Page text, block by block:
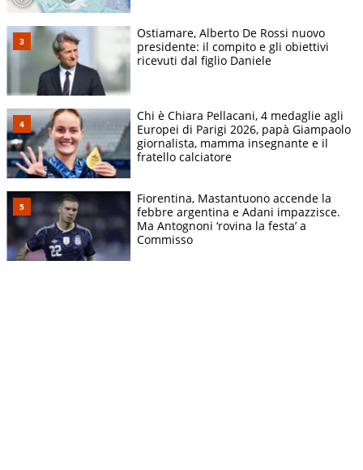
Ostiamare, Alberto De Rossi nuovo
presidente: il compito e gli obiettivi
ricevuti dal figlio Daniele
Chi è Chiara Pellacani, 4 medaglie agli
Europei di Parigi 2026, papà Giampaolo
giornalista, mamma insegnante e il
fratello calciatore
Fiorentina, Mastantuono accende la
febbre argentina e Adani impazzisce.
Ma Antognoni ‘rovina la festa’ a
Commisso